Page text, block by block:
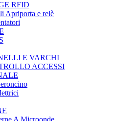
RFID
Apriporta e relè
E VARCHI
ACCESSI
A Microonde